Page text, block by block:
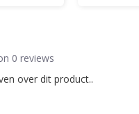
0 reviews
over dit product..